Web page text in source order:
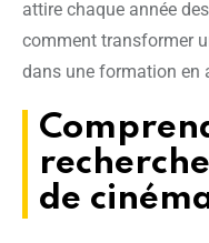
attire chaque année
comment transformer
dans une formation en
de